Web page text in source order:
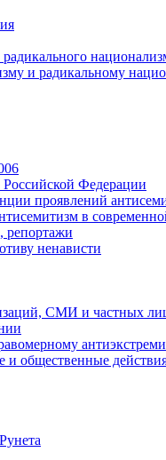
и радикальному
Федерации
проявлений
в
репортажи
ненависти
СМИ и частных
и общественные